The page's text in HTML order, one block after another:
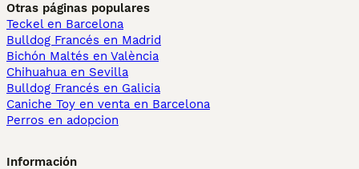
Otras páginas populares
Teckel en Barcelona
Bulldog Francés en Madrid
Bichón Maltés en València
Chihuahua en Sevilla
Bulldog Francés en Galicia
Caniche Toy en venta en Barcelona
Perros en adopcion
Información